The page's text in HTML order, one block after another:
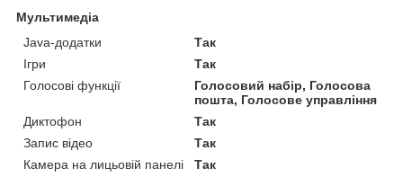
Мультимедіа
Java-додатки
Так
Ігри
Так
Голосові функції
Голосовий набір, Голосова
пошта, Голосове управління
Диктофон
Так
Запис відео
Так
Камера на лицьовій панелі
Так